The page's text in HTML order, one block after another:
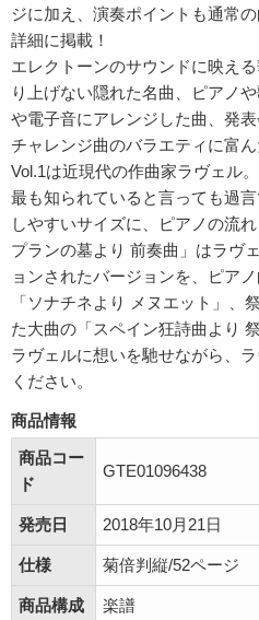
ジに加え、演奏ポイントも通常
詳細に掲載！
エレクトーンのサウンドに映え
り上げない隠れた名曲、ピアノ
や電子音にアレンジした曲、発
チャレンジ曲のバラエティに富ん
Vol.1は近現代の作曲家ラヴェル。
最も知られていると言っても過
しやすいサイズに、ピアノの流
プランの墓より 前奏曲」はラヴ
ョンされたバージョンを、ピア
「ソナチネより メヌエット」、
た大曲の「スペイン狂詩曲より
ラヴェルに想いを馳せながら、
ください。
商品情報
商品コー
ド
GTE01096438
発売日 2018年10月21日
仕様 菊倍判縦/52ページ
商品構成 楽譜